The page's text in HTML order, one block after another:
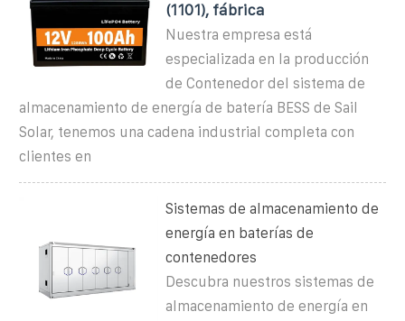
(1101), fábrica
Nuestra empresa está
especializada en la producción
de Contenedor del sistema de
almacenamiento de energía de batería BESS de Sail
Solar, tenemos una cadena industrial completa con
clientes en
Sistemas de almacenamiento de
energía en baterías de
contenedores
Descubra nuestros sistemas de
almacenamiento de energía en